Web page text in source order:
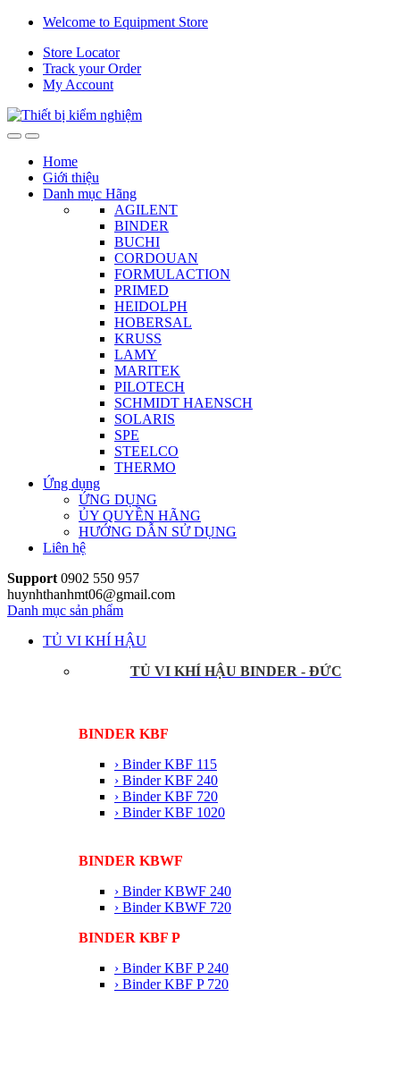
Skip
navigation
Skip
content
Welcome to Equipment Store
Store Locator
Track your Order
My Account
Home
Giới thiệu
Danh mục Hãng
AGILENT
BINDER
BUCHI
CORDOUAN
FORMULACTION
PRIMED
HEIDOLPH
HOBERSAL
KRUSS
LAMY
MARITEK
PILOTECH
SCHMIDT HAENSCH
SOLARIS
SPE
STEELCO
THERMO
Ứng dụng
ỨNG DỤNG
ỦY QUYỀN HÃNG
HƯỚNG DẪN SỬ DỤNG
Liên hệ
Support 0902 550 957
huynhthanhmt06@gmail.com
Danh mục sản phẩm
TỦ VI KHÍ HẬU
TỦ VI KHÍ HẬU BINDER - ĐỨC
BINDER KBF
› Binder KBF 115
› Binder KBF 240
› Binder KBF 720
› Binder KBF 1020
BINDER KBWF
› Binder KBWF 240
› Binder KBWF 720
BINDER KBF P
› Binder KBF P 240
› Binder KBF P 720